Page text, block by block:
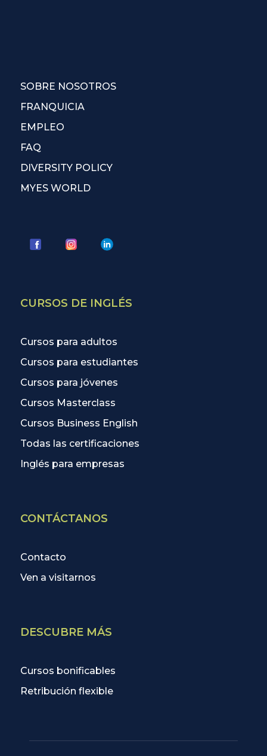
SOBRE NOSOTROS
FRANQUICIA
EMPLEO
FAQ
DIVERSITY POLICY
MYES WORLD
CURSOS DE INGLÉS
Cursos para adultos
Cursos para estudiantes
Cursos para jóvenes
Cursos Masterclass
Cursos Business English
Todas las certificaciones
Inglés para empresas
CONTÁCTANOS
Contacto
Ven a visitarnos
DESCUBRE MÁS
Cursos bonificables
Retribución flexible